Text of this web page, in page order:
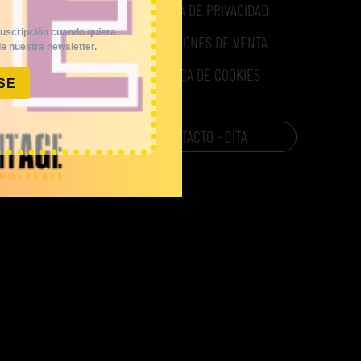
POLÍTICA DE PRIVACIDAD
CONDICIONES DE VENTA
POLÍTICA DE COOKIES
CONTACTO - CITA
cuando quiera
nuestra newsletter.